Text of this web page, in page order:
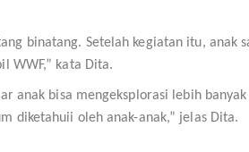
binatang. Setelah kegiatan itu, anak
WWF,” kata Dita.
anak bisa mengeksplorasi lebih
diketahuii oleh anak-anak,” jelas Dita.